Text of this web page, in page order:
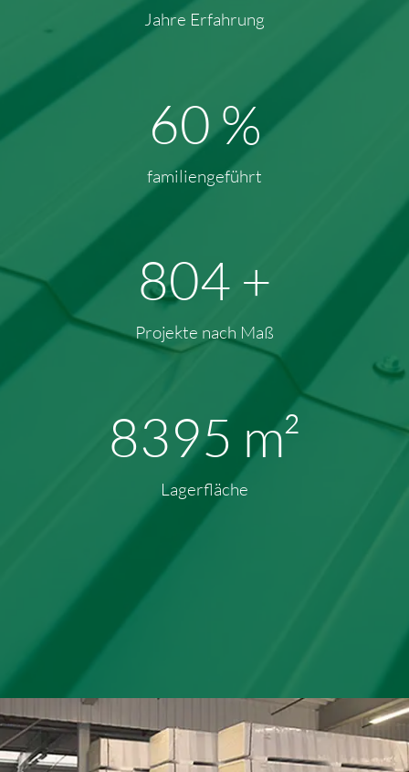
Jahre Erfahrung
93%
familiengeführt
1196+
Projekte nach Maß
13018m²
Lagerfläche